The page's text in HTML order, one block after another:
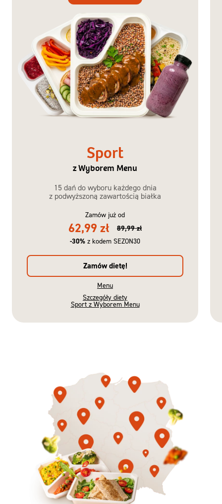
Sport
z Wyborem Menu
15 dań do wyboru każdego dnia
z podwyższoną zawartością białka
Zamów już od
62,99 zł
89,99 zł
-30% z kodem SEZON30
Zamów dietę!
Menu
Szczegóły diety
Sport z Wyborem Menu